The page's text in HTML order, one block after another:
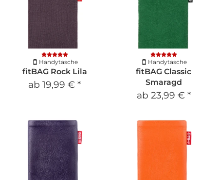
Handytasche
fitBAG Rock Lila
ab 19,99 € *
Handytasche
fitBAG Classic
Smaragd
ab 23,99 € *